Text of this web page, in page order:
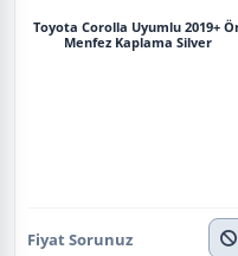
Paket İçeriği
Toyota Corolla Uyumlu
Siparişleriniz darbe
görmeyecek şekilde
Müşteri
Toyota Corolla Uyumlu 2019+
Menfez Kaplama Silver
Fiyat Sorunuz